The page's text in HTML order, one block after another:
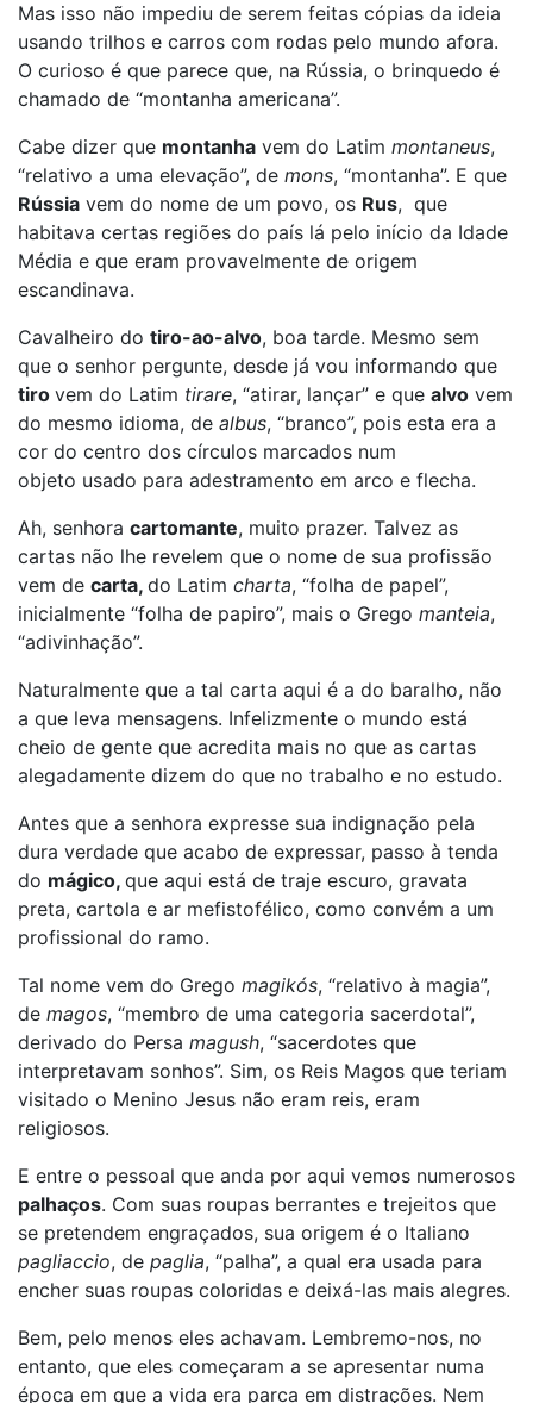
Mas isso não impediu de serem feitas cópias da ideia
usando trilhos e carros com rodas pelo mundo afora.
O curioso é que parece que, na Rússia, o brinquedo é
chamado de “montanha americana”.
Cabe dizer que montanha vem do Latim montaneus,
“relativo a uma elevação”, de mons, “montanha”. E que
Rússia vem do nome de um povo, os Rus, que
habitava certas regiões do país lá pelo início da Idade
Média e que eram provavelmente de origem
escandinava.
Cavalheiro do tiro-ao-alvo, boa tarde. Mesmo sem
que o senhor pergunte, desde já vou informando que
tiro vem do Latim tirare, “atirar, lançar” e que alvo vem
do mesmo idioma, de albus, “branco”, pois esta era a
cor do centro dos círculos marcados num
objeto usado para adestramento em arco e flecha.
Ah, senhora cartomante, muito prazer. Talvez as
cartas não lhe revelem que o nome de sua profissão
vem de carta, do Latim charta, “folha de papel”,
inicialmente “folha de papiro”, mais o Grego manteia,
“adivinhação”.
Naturalmente que a tal carta aqui é a do baralho, não
a que leva mensagens. Infelizmente o mundo está
cheio de gente que acredita mais no que as cartas
alegadamente dizem do que no trabalho e no estudo.
Antes que a senhora expresse sua indignação pela
dura verdade que acabo de expressar, passo à tenda
do mágico, que aqui está de traje escuro, gravata
preta, cartola e ar mefistofélico, como convém a um
profissional do ramo.
Tal nome vem do Grego magikós, “relativo à magia”,
de magos, “membro de uma categoria sacerdotal”,
derivado do Persa magush, “sacerdotes que
interpretavam sonhos”. Sim, os Reis Magos que teriam
visitado o Menino Jesus não eram reis, eram
religiosos.
E entre o pessoal que anda por aqui vemos numerosos
palhaços. Com suas roupas berrantes e trejeitos que
se pretendem engraçados, sua origem é o Italiano
pagliaccio, de paglia, “palha”, a qual era usada para
encher suas roupas coloridas e deixá-las mais alegres.
Bem, pelo menos eles achavam. Lembremo-nos, no
entanto, que eles começaram a se apresentar numa
época em que a vida era parca em distrações. Nem